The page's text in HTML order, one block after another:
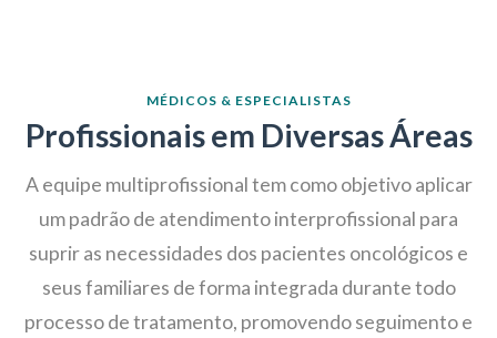
MÉDICOS & ESPECIALISTAS
Profissionais em Diversas Áreas
A equipe multiprofissional tem como objetivo aplicar
um padrão de atendimento interprofissional para
suprir as necessidades dos pacientes oncológicos e
seus familiares de forma integrada durante todo
processo de tratamento, promovendo seguimento e